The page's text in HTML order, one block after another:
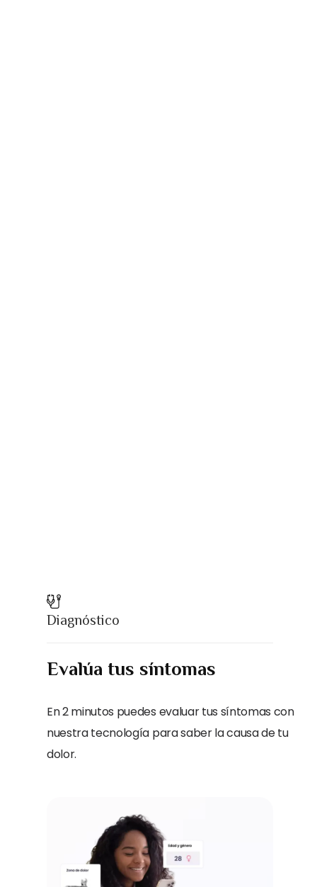
Diagnóstico
Evalúa tus síntomas
En 2 minutos puedes evaluar tus síntomas con
nuestra tecnología para saber la causa de tu
dolor.